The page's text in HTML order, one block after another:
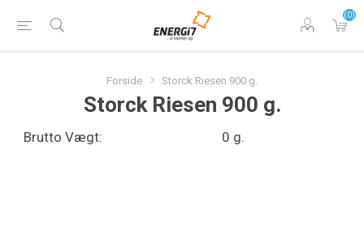
(0)
Forside Storck Riesen 900 g.
Storck Riesen 900 g.
Brutto Vægt: 0 g.